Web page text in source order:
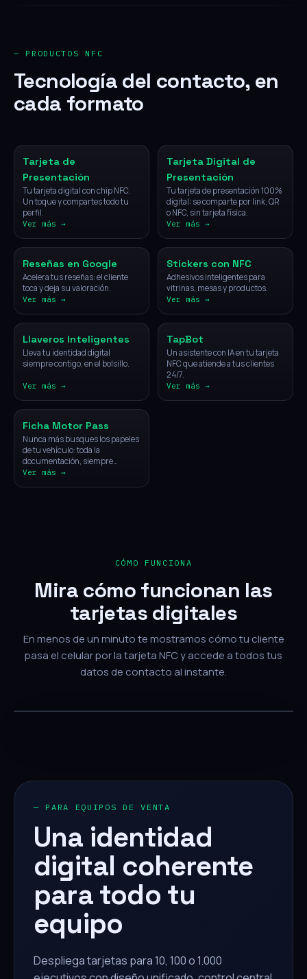
— PRODUCTOS NFC
Tecnología del contacto, en
cada formato
Tarjeta de
Presentación
Tu tarjeta digital con chip NFC.
Un toque y compartes todo tu
perfil.
Ver más →
Tarjeta Digital de
Presentación
Tu tarjeta de presentación 100%
digital: se comparte por link, QR
o NFC, sin tarjeta física.
Ver más →
NFC
Reseñas en Google
Acelera tus reseñas: el cliente
toca y deja su valoración.
Ver más →
NFC
Stickers con NFC
Adhesivos inteligentes para
vitrinas, mesas y productos.
Ver más →
NFC
Llaveros Inteligentes
Lleva tu identidad digital
siempre contigo, en el bolsillo.
Ver más →
IA
TapBot
Un asistente con IA en tu tarjeta
NFC que atiende a tus clientes
24/7.
Ver más →
Vehículos
Ficha Motor Pass
Nunca más busques los papeles
de tu vehículo: toda la
documentación, siempre
disponible con un solo toque.
Ver más →
CÓMO FUNCIONA
Mira cómo funcionan las
tarjetas digitales
En menos de un minuto te mostramos cómo tu cliente
pasa el celular por la tarjeta NFC y accede a todos tus
datos de contacto al instante.
— PARA EQUIPOS DE VENTA
Una identidad
digital coherente
para todo tu
equipo
Despliega tarjetas para 10, 100 o 1.000